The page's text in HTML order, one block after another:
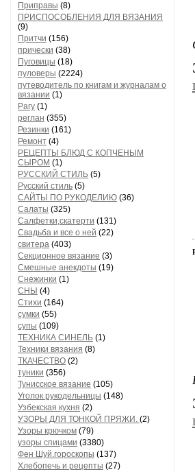
Приправы (8)
ПРИСПОСОБЛЕНИЯ ДЛЯ ВЯЗАНИЯ
(9)
Притчи (156)
прически (38)
Пуговицы (18)
пуловеры (2224)
путеводитель по книгам и журналам о
вязании (1)
Рагу (1)
реглан (355)
Резинки (161)
Ремонт (4)
РЕЦЕПТЫ БЛЮД С КОПЧЕНЫМ
СЫРОМ (1)
РУССКИЙ СТИЛЬ (5)
Русский стиль (5)
САЙТЫ ПО РУКОДЕЛИЮ (36)
Салаты (325)
Салфетки,скатерти (131)
Свадьба и все о ней (22)
свитера (403)
Секционное вязание (3)
Смешные анекдоты (19)
Снежинки (1)
СНЫ (4)
Стихи (164)
сумки (55)
супы (109)
ТЕХНИКА СИНЕЛЬ (1)
Техники вязания (8)
ТКАЧЕСТВО (2)
туники (356)
Тунисское вязание (105)
Уголок рукодельницы (148)
Узбекская кухня (2)
УЗОРЫ ДЛЯ ТОНКОЙ ПРЯЖИ. (2)
Узоры крючком (79)
узоры спицами (3380)
Фен Шуй.гороскопы (137)
Хлебопечь и рецепты (27)